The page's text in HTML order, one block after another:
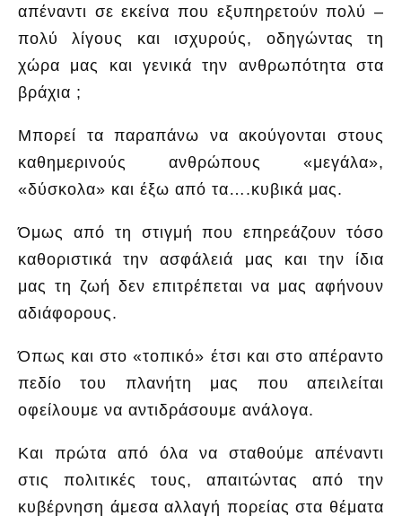
απέναντι σε εκείνα που εξυπηρετούν πολύ –
πολύ λίγους και ισχυρούς, οδηγώντας τη
χώρα μας και γενικά την ανθρωπότητα στα
βράχια ;
Μπορεί τα παραπάνω να ακούγονται στους
καθημερινούς ανθρώπους «μεγάλα»,
«δύσκολα» και έξω από τα….κυβικά μας.
Όμως από τη στιγμή που επηρεάζουν τόσο
καθοριστικά την ασφάλειά μας και την ίδια
μας τη ζωή δεν επιτρέπεται να μας αφήνουν
αδιάφορους.
Όπως και στο «τοπικό» έτσι και στο απέραντο
πεδίο του πλανήτη μας που απειλείται
οφείλουμε να αντιδράσουμε ανάλογα.
Και πρώτα από όλα να σταθούμε απέναντι
στις πολιτικές τους, απαιτώντας από την
κυβέρνηση άμεσα αλλαγή πορείας στα θέματα